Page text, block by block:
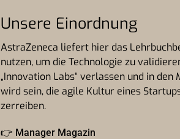
Unsere Einordnung
AstraZeneca liefert hier das
nutzen, um die Technologie zu
„Innovation Labs“ verlassen und in
wird sein, die agile Kultur eines
zerreiben.
👉 Manager Magazin